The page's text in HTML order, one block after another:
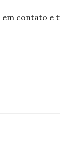
em contato